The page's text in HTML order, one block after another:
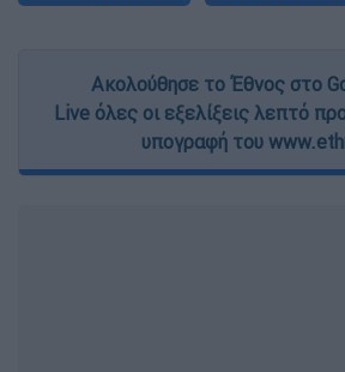
Ακολούθησε το Έθνος στο
Live όλες οι εξελίξεις λεπτό
υπογραφή του